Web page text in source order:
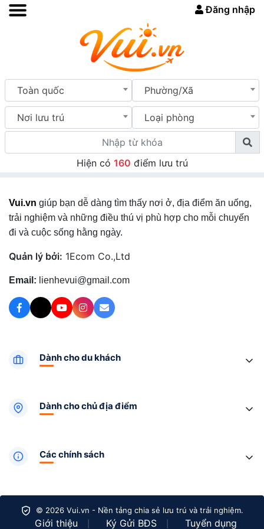
Đăng nhập
Toàn quốc Phường/Xã
Nơi lưu trú Loại phòng
Hiện có 160 điểm lưu trú
Vui.vn giúp bạn dễ dàng tìm thấy nơi ở, địa điểm ăn uống,
trải nghiệm và những điều thú vị phù hợp cho mỗi chuyến
đi và cuộc sống hằng ngày.
Quản lý bởi: 1Ecom Co.,Ltd
Email: lienhevui@gmail.com
Dành cho du khách
Dành cho chủ địa điểm
Các chính sách
© 2026 Vui.vn - Nền tảng chia sẻ lưu trú và trải nghiệm.
Giới thiệu Ký Gửi BĐS Tuyển dụng